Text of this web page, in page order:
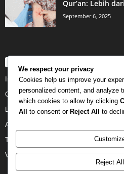
Qur’an: Lebih
September 6, 2025
Internet
Gadgets
Entertainment
Apple
Tech
Video
We respect your privacy
Cookies help us improve your
personalized content, and analyze
which cookies to allow by clicking
All to consent or Reject All to
Reject All